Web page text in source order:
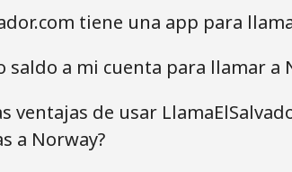
tiene una app para
saldo a mi cuenta para llamar a
ventajas de usar
a Norway?